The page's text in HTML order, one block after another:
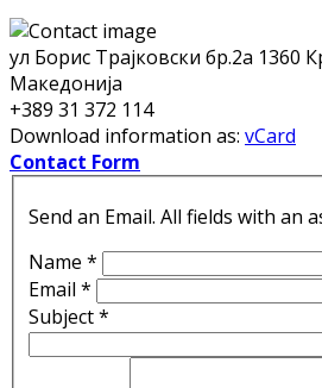
ул Борис Трајковски бр.2а 1360
Македонија
+389 31 372 114
Download information as: vCard
Contact Form
Send an Email. All fields with an
Name *
Email *
Subject*